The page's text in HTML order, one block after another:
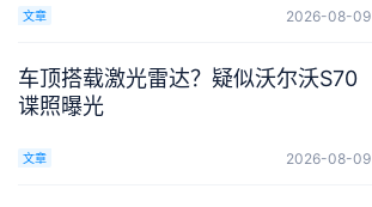
2026-08-09
文章
车顶搭载激光雷达？疑似沃尔沃S70
谍照曝光
2026-08-09
文章